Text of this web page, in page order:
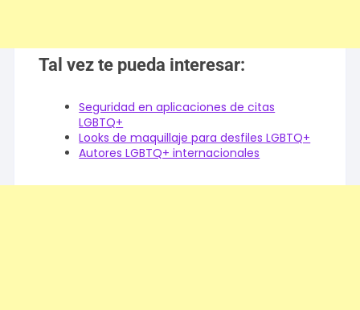
Tal vez te pueda interesar:
Seguridad en aplicaciones de citas
LGBTQ+
Looks de maquillaje para desfiles LGBTQ+
Autores LGBTQ+ internacionales